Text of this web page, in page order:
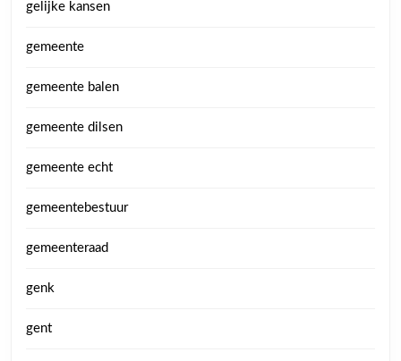
gelijke kansen
gemeente
gemeente balen
gemeente dilsen
gemeente echt
gemeentebestuur
gemeenteraad
genk
gent